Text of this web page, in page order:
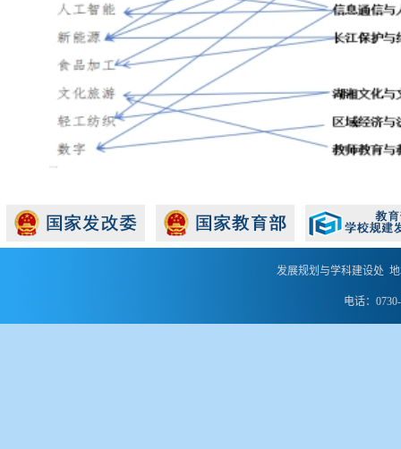
发展规划与学科建设处
电话：